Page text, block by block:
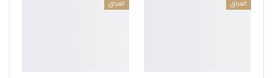
العراق العراق